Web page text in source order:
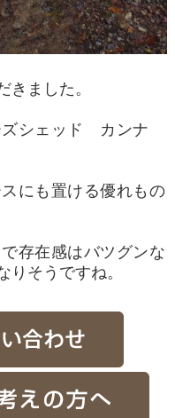
きました。
ズシェッド カンナ
にも置ける優れもの
存在感はバツグンな
りそうですね。